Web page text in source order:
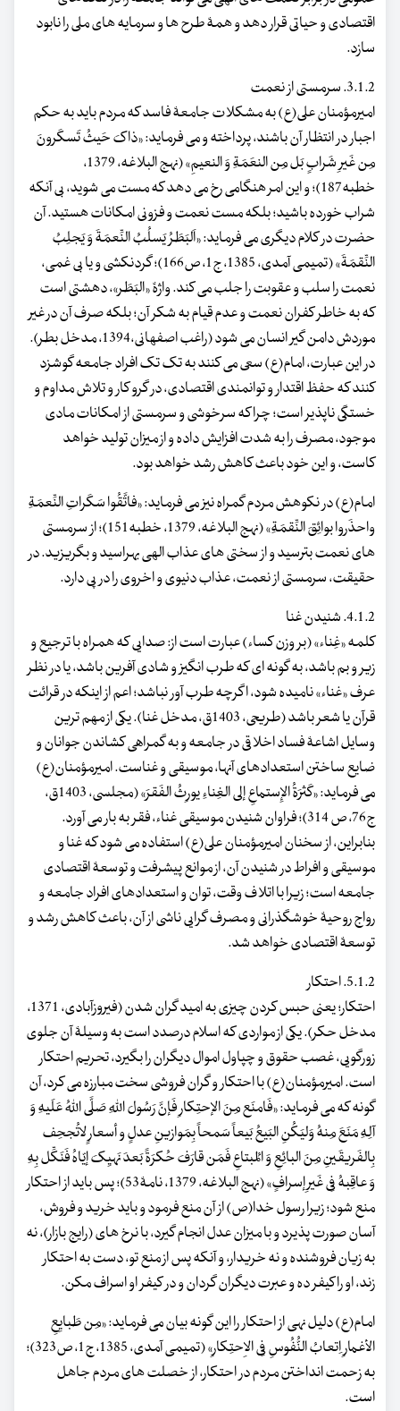
اقتصادی و حیاتی قرار دهد و همۀ طرح ها و سرمایه های ملی را نابود
سازد.
3.1.2. سرمستی از نعمت
امیرمؤمنان علی(ع) به مشکلات جامعۀ فاسد که مردم باید به حکم
اجبار در انتظار آن باشند، پرداخته و می فرماید: «ذاکَ حَیثُ تَسکَرونَ
مِن غَیرِ شَرابٍ بَل مِن النعَمَةِ وَ النعیمِ» (نهج البلاغه، 1379،
خطبه187)؛ و این امر هنگامی رخ می دهد که مست می شوید، بی آنکه
شراب خورده باشید؛ بلکه مست نعمت و فزونی امکانات هستید. آن
حضرت در کلام دیگری می فرماید: «اَلبَطَرُ یَسلُبُ النِّعمَةَ وَ یَجلِبُ
النِّقمَةَ» (تمیمی آمدی، 1385، ج1، ص166)؛ گردنکشی و یا بی غمی،
نعمت را سلب و عقوبت را جلب می کند. واژۀ «البَطَر»، دهشتی است
که به خاطر کفران نعمت و عدم قیام به شکر آن؛ بلکه صرف آن در غیر
موردش دامن گیر انسان می شود (راغب اصفهانی،1394، مدخل بطر).
در این عبارت، امام(ع) سعی می کنند به تک تک افراد جامعه گوشزد
کنند که حفظ اقتدار و توانمندی اقتصادی، در گرو کار و تلاش مداوم و
خستگی ناپذیر است؛ چراکه سرخوشی و سرمستی از امکانات مادی
موجود، مصرف را به شدت افزایش داده و از میزان تولید خواهد
کاست، و این خود باعث کاهش رشد خواهد بود.
امام(ع) در نکوهش مردم گمراه نیز می فرماید: «فاتَّقُوا سَکَراتِ النِّعمَةِ
واحذَروا بوائِقَ النِّقمَةِ» (نهج البلاغه، 1379، خطبه151)؛ از سرمستی
های نعمت بترسید و از سختی های عذاب الهی بهراسید و بگریزید. در
حقیقت، سرمستی از نعمت، عذاب دنیوی و اخروی را در پی دارد.
4.1.2. شنیدن غنا
کلمه «غِناء» (بر وزن کساء) عبارت است از: صدایی که همراه با ترجیع و
زیر و بم باشد، به گونه ای که طرب انگیز و شادی آفرین باشد، یا در نظر
عرف «غناء» نامیده شود، اگرچه طرب آور نباشد؛ اعم از اینکه در قرائت
قرآن یا شعر باشد (طریحی، 1403ق، مدخل غنا). یکی از مهم ترین
وسایل اشاعۀ فساد اخلاقی در جامعه و به گمراهی کشاندن جوانان و
ضایع ساختن استعدادهای آنها، موسیقی و غناست. امیرمؤمنان(ع)
می فرماید: «کَثرَةُ الإِستماعِ إلی الغِناءِ یورِثُ الفَقرَ» (مجلسی، 1403ق،
ج76، ص 314)؛ فراوان شنیدن موسیقی غناء، فقر به بار می آورد.
بنابراین، از سخنان امیرمؤمنان علی(ع) استفاده می شود که غنا و
موسیقی و افراط در شنیدن آن، از موانع پیشرفت و توسعۀ اقتصادی
جامعه است؛ زیرا با اتلاف وقت، توان و استعدادهای افراد جامعه و
رواج روحیۀ خوشگذرانی و مصرف گرایی ناشی از آن، باعث کاهش رشد و
توسعۀ اقتصادی خواهد شد.
5.1.2. احتکار
احتکار؛ یعنی حبس کردن چیزی به امید گران شدن (فیروزآبادی، 1371،
مدخل حکر). یکی از مواردی که اسلام درصدد است به وسیلۀ آن جلوی
زورگویی، غصب حقوق و چپاول اموال دیگران را بگیرد، تحریم احتکار
است. امیرمؤمنان(ع) با احتکار و گران فروشی سخت مبارزه می کرد، آن
گونه که می فرماید: «فَامنَع مِنَ الإحتِکارِ فَإنَّ رَسُولَ اللهِ صَلَّی اللهُ عَلَیهِ وَ
آلِهِ مَنَعَ مِنهُ وَلیَکُنِ البَیعُ بَیعاً سَمحاً بِمَوازینِ عدلٍ و أسعارٍ لاتُجحِف
بِالفَریقَینِ مِنَ البائِعِ وَ المُبتاعِ فَمَن قارَفَ حُکرَةً بَعدَ نَهیِکَ إیّاهُ فَنَکِّل بِهِ
وَ عاقِبهُ فِی غَیرِ إسرافٍ» (نهج البلاغه، 1379، نامۀ53)؛ پس باید از احتکار
منع شود؛ زیرا رسول خدا(ص) از آن منع فرمود و باید خرید و فروش،
آسان صورت پذیرد و با میزان عدل انجام گیرد، با نرخ های (رایج بازار)، نه
به زیان فروشنده و نه خریدار، و آنکه پس از منع تو، دست به احتکار
زند، او را کیفر ده و عبرت دیگران گردان و در کیفر او اسراف مکن.
امام(ع) دلیل نهی از احتکار را این گونه بیان می فرماید: «مِن طَبایِعِ
الأغمارِ اِتعابُ النُّفُوسِ فِی الاِحتِکارِ» (تمیمی آمدی، 1385، ج1، ص323)؛
به زحمت انداختن مردم در احتکار، از خصلت های مردم جاهل
است.